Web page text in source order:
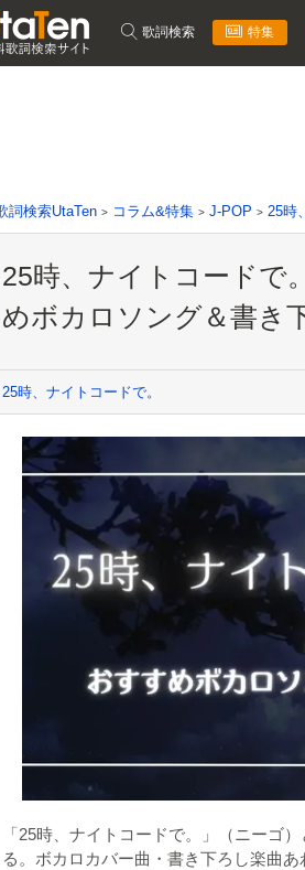
歌詞検索 特集
詞検索UtaTen コラム&特集 J-POP 25時
25時、ナイトコードで
めボカロソング＆書き
25時、ナイトコードで。
「25時、ナイトコードで。」（ニーゴ
る。ボカロカバー曲・書き下ろし楽曲